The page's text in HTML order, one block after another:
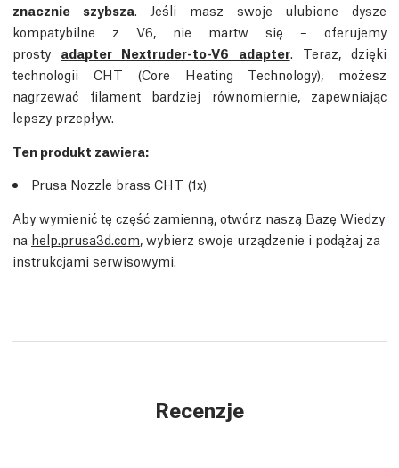
znacznie szybsza. Jeśli masz swoje ulubione dysze
kompatybilne z V6, nie martw się – oferujemy
prosty adapter Nextruder-to-V6 adapter. Teraz, dzięki
technologii CHT (Core Heating Technology), możesz
nagrzewać filament bardziej równomiernie, zapewniając
lepszy przepływ.
Ten produkt zawiera:
Prusa Nozzle brass CHT (1x)
Aby wymienić tę część zamienną, otwórz naszą Bazę Wiedzy
na help.prusa3d.com, wybierz swoje urządzenie i podążaj za
instrukcjami serwisowymi.
Recenzje